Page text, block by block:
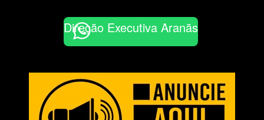
Direção Executiva Aranãs